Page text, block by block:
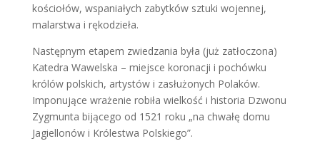
kościołów, wspaniałych zabytków sztuki wojennej,
malarstwa i rękodzieła.
Następnym etapem zwiedzania była (już zatłoczona)
Katedra Wawelska – miejsce koronacji i pochówku
królów polskich, artystów i zasłużonych Polaków.
Imponujące wrażenie robiła wielkość i historia Dzwonu
Zygmunta bijącego od 1521 roku „na chwałę domu
Jagiellonów i Królestwa Polskiego”.